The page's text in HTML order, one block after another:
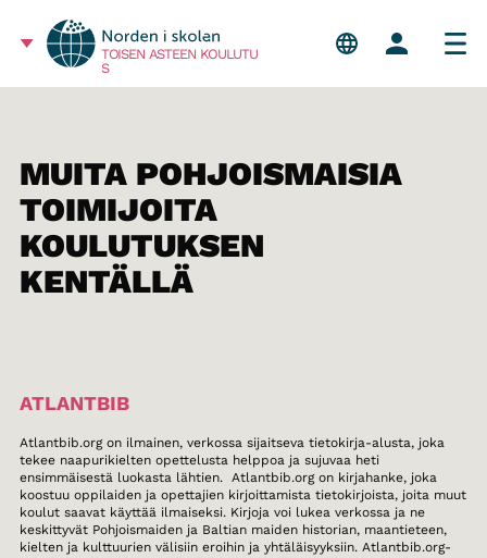
TOISEN ASTEEN KOULUTU
S
MUITA POHJOISMAISIA
TOIMIJOITA
KOULUTUKSEN
KENTÄLLÄ
ATLANTBIB
Atlantbib.org on ilmainen, verkossa sijaitseva tietokirja-alusta, joka
tekee naapurikielten opettelusta helppoa ja sujuvaa heti
ensimmäisestä luokasta lähtien. Atlantbib.org on kirjahanke, joka
koostuu oppilaiden ja opettajien kirjoittamista tietokirjoista, joita muut
koulut saavat käyttää ilmaiseksi. Kirjoja voi lukea verkossa ja ne
keskittyvät Pohjoismaiden ja Baltian maiden historian, maantieteen,
kielten ja kulttuurien välisiin eroihin ja yhtäläisyyksiin. Atlantbib.org-